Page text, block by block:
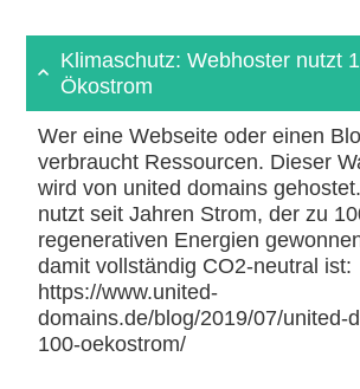
Klimaschutz: Webhoster nutzt
Ökostrom
Wer eine Webseite oder einen
verbraucht Ressourcen. Dieser
wird von united domains
nutzt seit Jahren Strom, der zu
regenerativen Energien
damit vollständig CO2-neutral ist:
https://www.united-
domains.de/blog/2019/07/united-
100-oekostrom/